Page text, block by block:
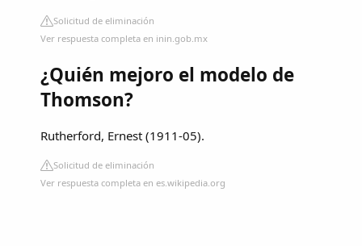
Solicitud de eliminación
Ver respuesta completa en inin.gob.mx
¿Quién mejoro el modelo de
Thomson?
Rutherford, Ernest (1911-05).
Solicitud de eliminación
Ver respuesta completa en es.wikipedia.org